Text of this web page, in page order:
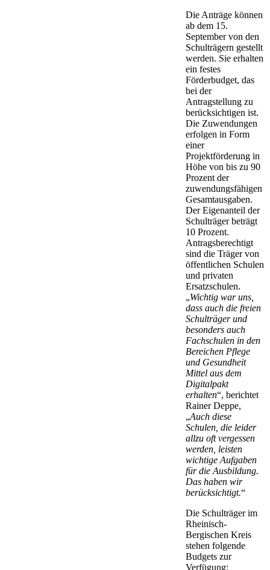
Die Anträge können
ab dem 15.
September von den
Schulträgern gestellt
werden. Sie erhalten
ein festes
Förderbudget, das
bei der
Antragstellung zu
berücksichtigen ist.
Die Zuwendungen
erfolgen in Form
einer
Projektförderung in
Höhe von bis zu 90
Prozent der
zuwendungsfähigen
Gesamtausgaben.
Der Eigenanteil der
Schulträger beträgt
10 Prozent.
Antragsberechtigt
sind die Träger von
öffentlichen Schulen
und privaten
Ersatzschulen.
„Wichtig war uns,
dass auch die freien
Schulträger und
besonders auch
Fachschulen in den
Bereichen Pflege
und Gesundheit
Mittel aus dem
Digitalpakt
erhalten“, berichtet
Rainer Deppe,
„Auch diese
Schulen, die leider
allzu oft vergessen
werden, leisten
wichtige Aufgaben
für die Ausbildung.
Das haben wir
berücksichtigt.“
Die Schulträger im
Rheinisch-
Bergischen Kreis
stehen folgende
Budgets zur
Verfügung: